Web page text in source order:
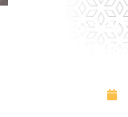
Les
en